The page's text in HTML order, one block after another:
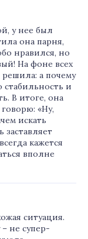
у нее был
она парня,
нравился, но
На фоне всех
решила: а почему
стабильность и
В итоге, она
«Ну,
искать
заставляет
кажется
вполне
ситуация.
не супер-